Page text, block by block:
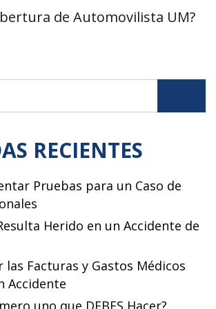
de Automovilista UM?
RECIENTES
Pruebas para un Caso de
Herido en un Accidente de
las Facturas y Gastos Médicos
Accidente
uno que DEBES Hacer?